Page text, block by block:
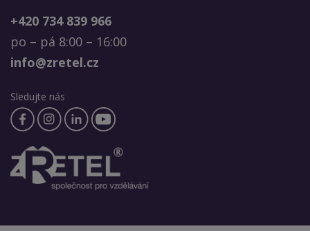
+420 734 839 966
po – pá 8:00 – 16:00
info@zretel.cz
Sledujte nás